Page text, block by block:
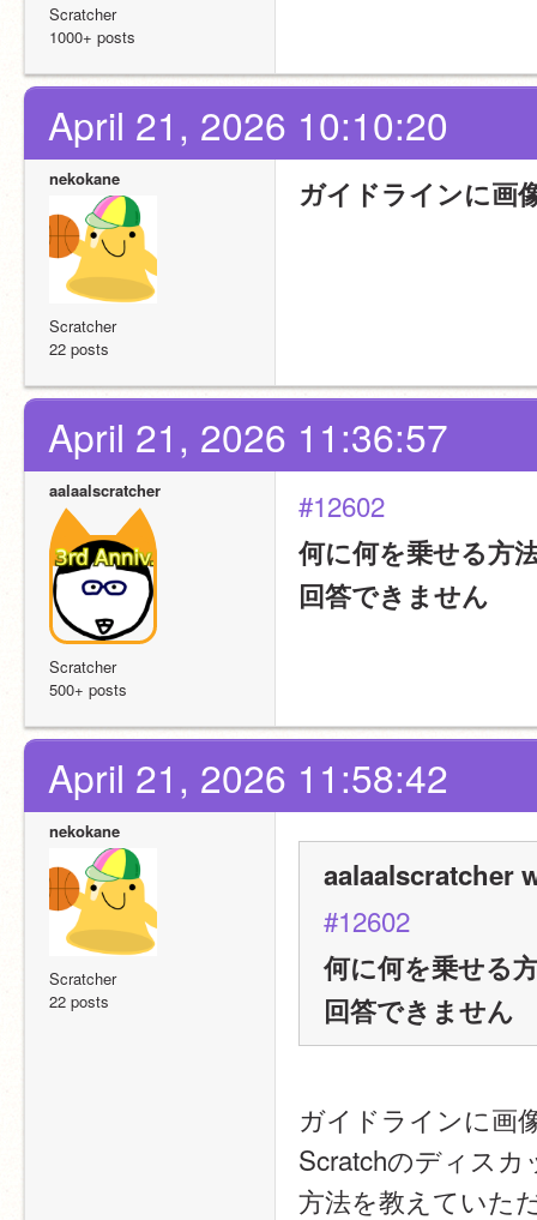
Scratcher
1000+ posts
April 21, 2026 10:10:20
nekokane
Scratcher
22 posts
ガイドラインに画
April 21, 2026 11:36:57
aalaalscratcher
Scratcher
500+ posts
#12602
何に何を乗せる方
回答できません
April 21, 2026 11:58:42
nekokane
Scratcher
22 posts
aalaalscratcher
#12602
何に何を乗せる
回答できません
ガイドラインに画
Scratchのディス
方法を教えていた